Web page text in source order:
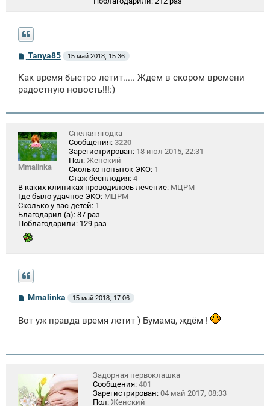
С
б
щ
е
и
Tanya85 15 май 2018, 15:36
Как время быстро летит..... Ждем в скором времени
радостную новость!!!:)
Mmalinka
Спелая ягодка
Сообщения: 3220
Зарегистрирован: 18 июл 2015, 22:31
Пол: Женский
Сколько попыток ЭКО: 1
Стаж бесплодия: 4
В каких клиниках проводилось лечение: МЦРМ
Где было удачное ЭКО: МЦРМ
Сколько у вас детей: 1
Благодарил (а): 87 раз
Поблагодарили: 129 раз
С
б
и
Mmalinka 15 май 2018, 17:06
Вот уж правда время летит ) Бумама, ждём !
Задорная первоклашка
Сообщения: 401
Зарегистрирован: 04 май 2017, 08:33
Пол: Женский